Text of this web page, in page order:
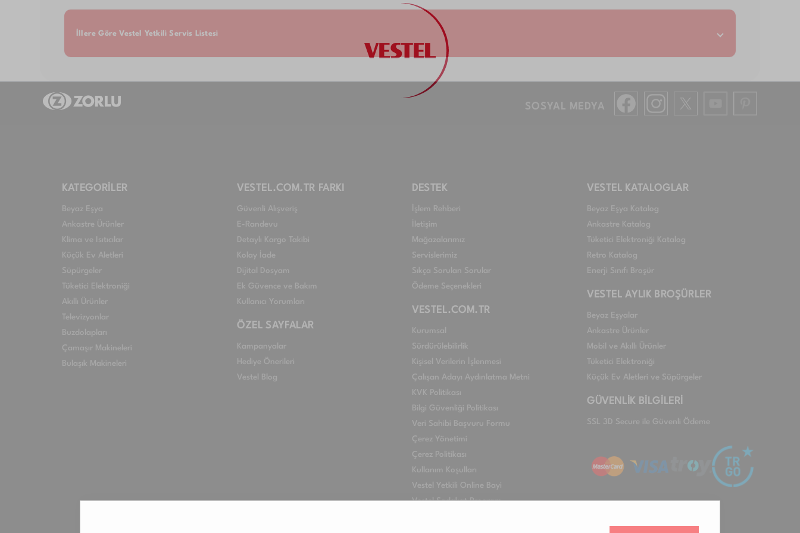
İllere Göre Vestel Yetkili Servis Listesi
SOSYAL MEDYA
KATEGORİLER
Beyaz Eşya
Ankastre Ürünler
Klima ve Isıtıcılar
Küçük Ev Aletleri
Süpürgeler
Tüketici Elektroniği
Akıllı Ürünler
Televizyonlar
Buzdolapları
Çamaşır Makineleri
Bulaşık Makineleri
VESTEL.COM.TR FARKI
Güvenli Alışveriş
E-Randevu
Detaylı Kargo Takibi
Kolay İade
Dijital Dosyam
Ek Güvence ve Bakım
Kullanıcı Yorumları
ÖZEL SAYFALAR
Kampanyalar
Hediye Önerileri
Vestel Blog
DESTEK
İşlem Rehberi
İletişim
Mağazalarımız
Servislerimiz
Sıkça Sorulan Sorular
Ödeme Seçenekleri
VESTEL.COM.TR
Kurumsal
Sürdürülebilirlik
Kişisel Verilerin İşlenmesi
Çalışan Adayı Aydınlatma Metni
KVK Politikası
Bilgi Güvenliği Politikası
Veri Sahibi Başvuru Formu
Çerez Yönetimi
Çerez Politikası
Kullanım Koşulları
Vestel Yetkili Online Bayi
Vestel Sadakat Program
VESTEL KATALOGLAR
Beyaz Eşya Katalog
Ankastre Katalog
Tüketici Elektroniği Katalog
Retro Katalog
Enerji Sınıfı Broşür
VESTEL AYLIK BROŞÜRLER
Beyaz Eşyalar
Ankastre Ürünler
Mobil ve Akıllı Ürünler
Tüketici Elektroniği
Küçük Ev Aletleri ve Süpürgeler
GÜVENLİK BİLGİLERİ
SSL 3D Secure ile Güvenli Ödeme